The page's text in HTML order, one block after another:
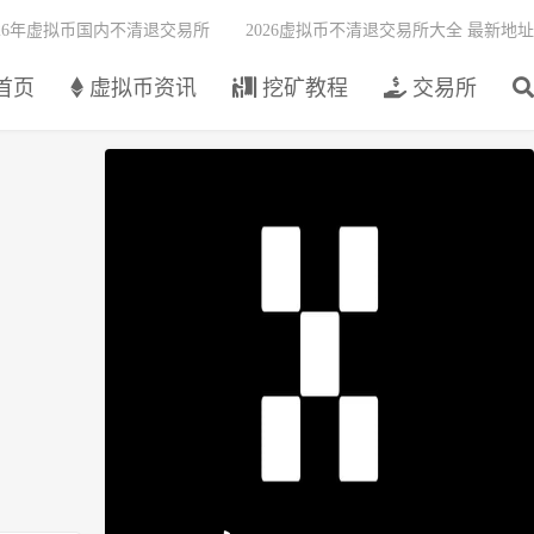
页 虚拟币资讯 挖矿教程 交易所
年虚拟币国内不清退交易所 2026虚拟币不清退交易所大全 最新地址